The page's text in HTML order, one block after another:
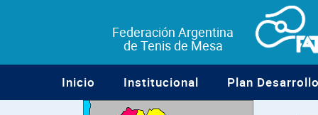
Federación Argentina
de Tenis de Mesa
Inicio Institucional Plan